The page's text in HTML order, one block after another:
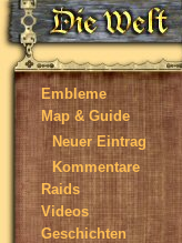
Embleme
Map & Guide
Neuer Eintrag
Kommentare
Raids
Videos
Geschichten